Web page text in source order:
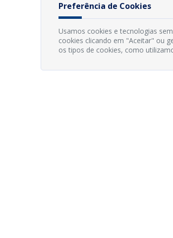
Preferência de Cookies
Usamos cookies e tecnologias
cookies clicando em "Aceitar" ou
os tipos de cookies, como